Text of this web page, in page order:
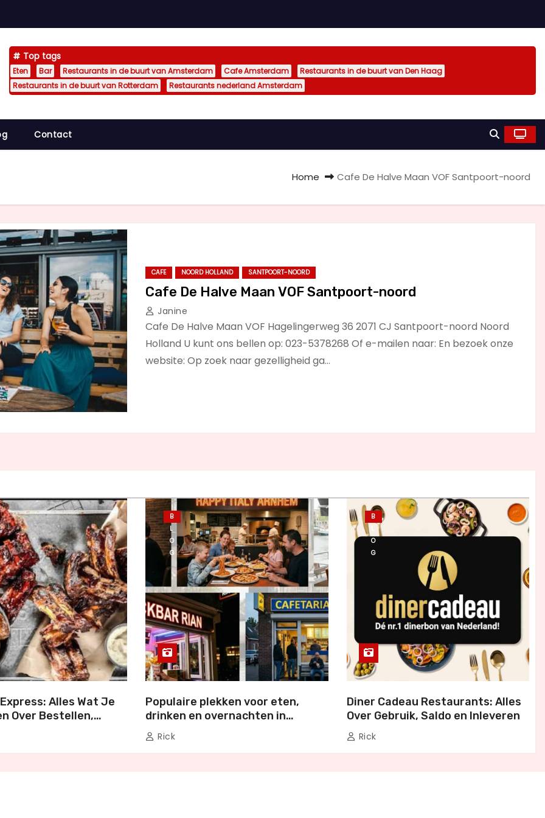
Top tags
Eten Bar Restaurants in de buurt van Amsterdam Cafe Amsterdam
Restaurants in de buurt van Den Haag
Restaurants in de buurt van Rotterdam
Restaurants nederland Amsterdam
Contact
Home Cafe De Halve Maan VOF Santpoort-noord
CAFE NOORD HOLLAND SANTPOORT-NOORD
Cafe De Halve Maan VOF Santpoort-noord
Janine
Cafe De Halve Maan VOF Hagelingerweg 36 2071 CJ Santpoort-noord Noord
Holland U kunt ons bellen op: 023-5378268 Of e-mailen naar: En bezoek onze
website: Op zoek naar gezelligheid ga…
Alles Wat Je
Over Bestellen,
Genieten
B
L
O
G
Populaire plekken voor eten,
drinken en overnachten in
Nederland
Rick
B
L
O
G
Diner Cadeau Restaurants: Alles
Over Gebruik, Saldo en Inleveren
Rick